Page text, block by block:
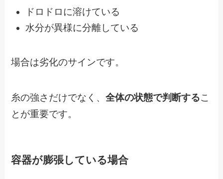
ドロドロに溶けている
水分が異様に分離している
場合は劣化のサインです。
糸の強さだけでなく、全体の状態で判断するこ
とが重要です。
容器が膨張している場合